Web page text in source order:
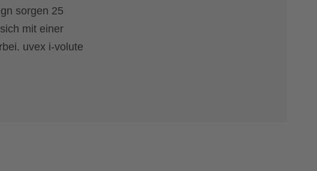
sorgen 25
mit einer
uvex i-volute